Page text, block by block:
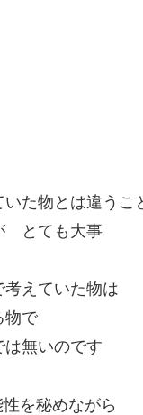
いた物とは違うこ
とても大事
えていた物は
物で
は無いのです
を秘めながら